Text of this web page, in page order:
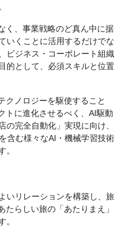
く、事業戦略のど真ん中に据
いくことに活用するだけでな
ビジネス・コーポレート組織
的として、必須スキルと位置
クノロジーを駆使すること
トに進化させるべく、AI駆動
の完全自動化」実現に向け、
含む様々なAI・機械学習技術
。
いリレーションを構築し、旅
らしい旅の「あたりまえ」
。